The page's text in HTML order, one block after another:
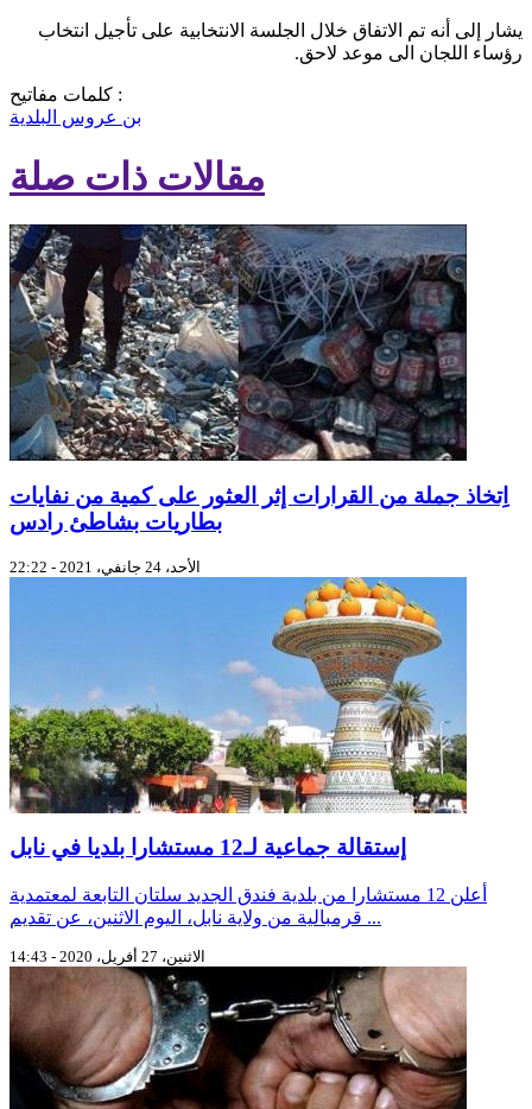
يشار إلى أنه تم الاتفاق خلال الجلسة الانتخابية على تأجيل انتخاب
رؤساء اللجان الى موعد لاحق.
كلمات مفاتيح :
بن عروس البلدية
مقالات ذات صلة
اِتخاذ جملة من القرارات إثر العثور على كمية من نفايات
بطاريات بشاطئ رادس
الأحد، 24 جانفي، 2021 - 22:22
إستقالة جماعية لـ12 مستشارا بلديا في نابل
أعلن 12 مستشارا من بلدية فندق الجديد سلتان التابعة لمعتمدية
قرمبالية من ولاية نابل، اليوم الاثنين، عن تقديم ...
الاثنين، 27 أفريل، 2020 - 14:43